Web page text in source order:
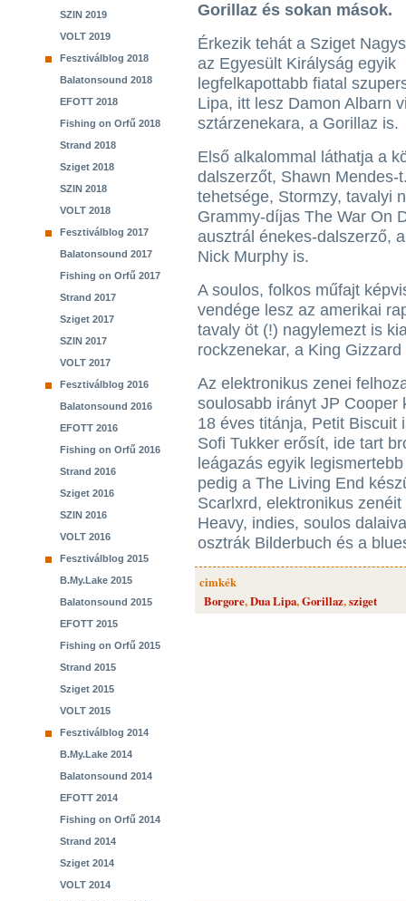
SZIN 2019
VOLT 2019
Fesztiválblog 2018
Balatonsound 2018
EFOTT 2018
Fishing on Orfű 2018
Strand 2018
Sziget 2018
SZIN 2018
VOLT 2018
Fesztiválblog 2017
Balatonsound 2017
Fishing on Orfű 2017
Strand 2017
Sziget 2017
SZIN 2017
VOLT 2017
Fesztiválblog 2016
Balatonsound 2016
EFOTT 2016
Fishing on Orfű 2016
Strand 2016
Sziget 2016
SZIN 2016
VOLT 2016
Fesztiválblog 2015
B.My.Lake 2015
Balatonsound 2015
EFOTT 2015
Fishing on Orfű 2015
Strand 2015
Sziget 2015
VOLT 2015
Fesztiválblog 2014
B.My.Lake 2014
Balatonsound 2014
EFOTT 2014
Fishing on Orfű 2014
Strand 2014
Sziget 2014
VOLT 2014
Gorillaz és sokan mások.
Érkezik tehát a Sziget
az Egyesült Királyság egyik
legfelkapottabb fiatal
Lipa, itt lesz Damon Albarn
sztárzenekara, a Gorillaz is.
Első alkalommal láthatja a
dalszerzőt, Shawn
tehetsége, Stormzy, tavalyi
Grammy-díjas The War On
ausztrál énekes-dalszerző,
Nick Murphy is.
A soulos, folkos műfajt
vendége lesz az amerikai
tavaly öt (!) nagylemezt is
rockzenekar, a King
Az elektronikus zenei
soulosabb irányt JP Cooper
18 éves titánja, Petit Biscuit
Sofi Tukker erősít, ide tart
leágazás egyik
pedig a The Living End
Scarlxrd, elektronikus
Heavy, indies, soulos
osztrák Bilderbuch és a
cimkék
Borgore,Dua Lipa,Gorillaz,sziget